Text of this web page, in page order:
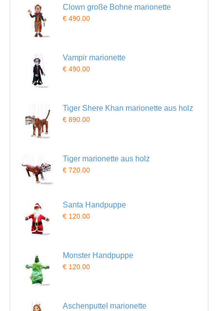
Clown große Bohne marionette
€ 490.00
Vampir marionette
€ 490.00
Tiger Shere Khan marionette aus holz
€ 890.00
Tiger marionette aus holz
€ 720.00
Santa Handpuppe
€ 120.00
Monster Handpuppe
€ 120.00
Aschenputtel marionette